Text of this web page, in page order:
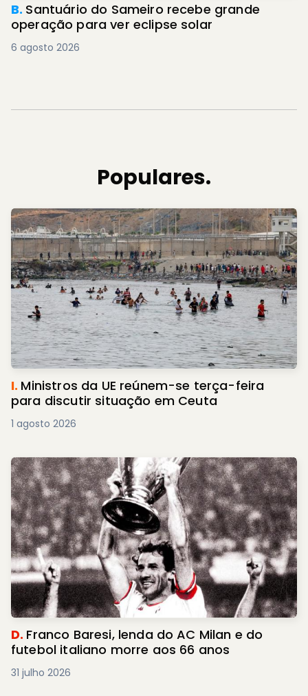
B. Santuário do Sameiro recebe grande
operação para ver eclipse solar
6 agosto 2026
Populares.
I. Ministros da UE reúnem-se terça-feira
para discutir situação em Ceuta
1 agosto 2026
D. Franco Baresi, lenda do AC Milan e do
futebol italiano morre aos 66 anos
31 julho 2026